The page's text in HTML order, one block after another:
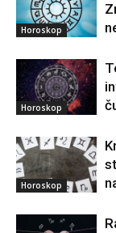
Horoskop
Horoskop
Horoskop